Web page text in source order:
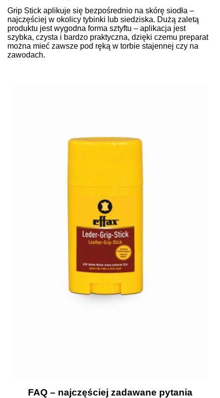
Grip Stick aplikuje się bezpośrednio na skórę siodła –
najczęściej w okolicy tybinki lub siedziska. Dużą zaletą
produktu jest wygodna forma sztyftu – aplikacja jest
szybka, czysta i bardzo praktyczna, dzięki czemu preparat
można mieć zawsze pod ręką w torbie stajennej czy na
zawodach.
FAQ – najczęściej zadawane pytania